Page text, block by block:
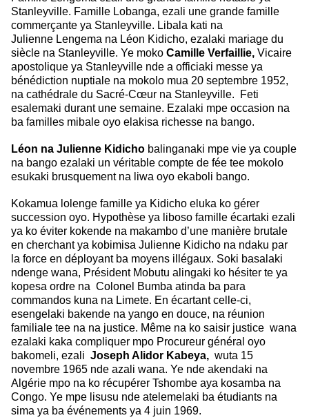
Stanleyville. Famille Lobanga, ezali une grande famille
commerçante ya Stanleyville. Libala kati na
Julienne Lengema na Léon Kidicho, ezalaki mariage du
siècle na Stanleyville. Ye moko Camille Verfaillie, Vicaire
apostolique ya Stanleyville nde a officiaki messe ya
bénédiction nuptiale na mokolo mua 20 septembre 1952,
na cathédrale du Sacré-Cœur na Stanleyville. Feti
esalemaki durant une semaine. Ezalaki mpe occasion na
ba familles mibale oyo elakisa richesse na bango.
Léon na Julienne Kidicho balinganaki mpe vie ya couple
na bango ezalaki un véritable compte de fée tee mokolo
esukaki brusquement na liwa oyo ekaboli bango.
Kokamua lolenge famille ya Kidicho eluka ko gérer
succession oyo. Hypothèse ya liboso famille écartaki ezali
ya ko éviter kokende na makambo d’une manière brutale
en cherchant ya kobimisa Julienne Kidicho na ndaku par
la force en déployant ba moyens illégaux. Soki basalaki
ndenge wana, Président Mobutu alingaki ko hésiter te ya
kopesa ordre na Colonel Bumba atinda ba para
commandos kuna na Limete. En écartant celle-ci,
esengelaki bakende na yango en douce, na réunion
familiale tee na na justice. Même na ko saisir justice wana
ezalaki kaka compliquer mpo Procureur général oyo
bakomeli, ezali Joseph Alidor Kabeya, wuta 15
novembre 1965 nde azali wana. Ye nde akendaki na
Algérie mpo na ko récupérer Tshombe aya kosamba na
Congo. Ye mpe lisusu nde atelemelaki ba étudiants na
sima ya ba événements ya 4 juin 1969.